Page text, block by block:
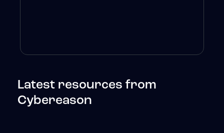
Latest resources from
Cybereason